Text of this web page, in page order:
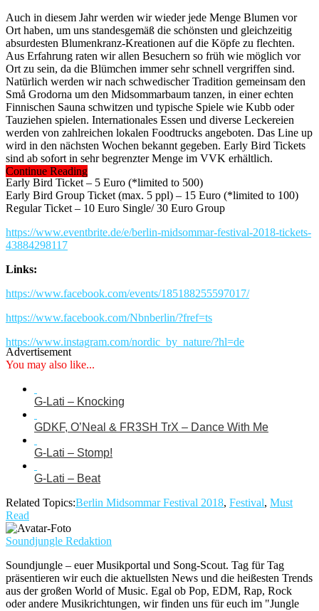
Auch in diesem Jahr werden wir wieder jede Menge Blumen vor
Ort haben, um uns standesgemäß die schönsten und gleichzeitig
absurdesten Blumenkranz-Kreationen auf die Köpfe zu flechten.
Aus Erfahrung raten wir allen Besuchern so früh wie möglich vor
Ort zu sein, da die Blümchen immer sehr schnell vergriffen sind.
Natürlich werden wir nach schwedischer Tradition gemeinsam den
Små Grodorna um den Midsommarbaum tanzen, in einer echten
Finnischen Sauna schwitzen und typische Spiele wie Kubb oder
Tauziehen spielen. Internationales Essen und diverse Leckereien
werden von zahlreichen lokalen Foodtrucks angeboten. Das Line up
wird in den nächsten Wochen bekannt gegeben. Early Bird Tickets
sind ab sofort in sehr begrenzter Menge im VVK erhältlich.
Early Bird Ticket – 5 Euro (*limited to 500)
Early Bird Group Ticket (max. 5 ppl) – 15 Euro (*limited to 100)
Regular Ticket – 10 Euro Single/ 30 Euro Group
https://www.eventbrite.de/e/berlin-midsommar-festival-2018-tickets-
43884298117
Links:
https://www.facebook.com/events/185188255597017/
https://www.facebook.com/Nbnberlin/?fref=ts
https://www.instagram.com/nordic_by_nature/?hl=de
Continue Reading
Advertisement
You may also like...
G-Lati – Knocking
GDKF, O’Neal & FR3SH TrX – Dance With Me
G-Lati – Stomp!
G-Lati – Beat
Related Topics:Berlin Midsommar Festival 2018, Festival, Must
Read
Soundjungle Redaktion
Soundjungle – euer Musikportal und Song-Scout. Tag für Tag
präsentieren wir euch die aktuellsten News und die heißesten Trends
aus der großen World of Music. Egal ob Pop, EDM, Rap, Rock
oder andere Musikrichtungen, wir finden uns für euch im "Jungle